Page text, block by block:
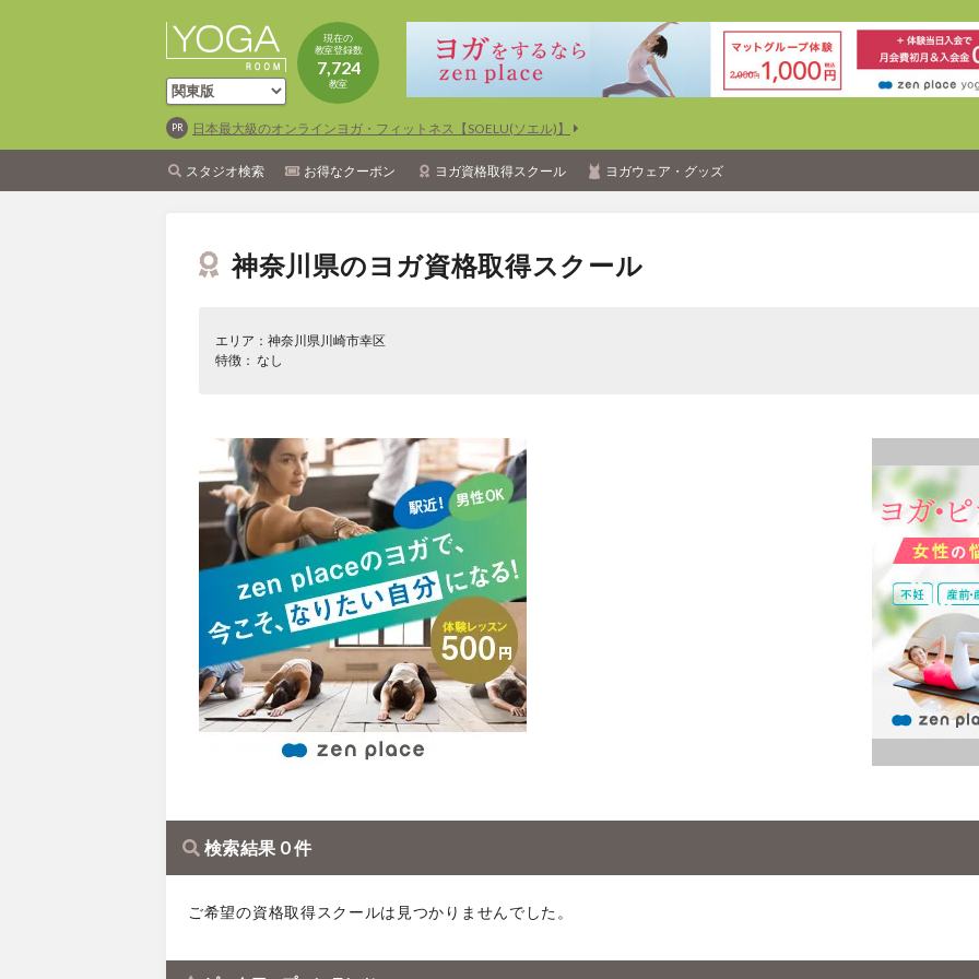
現在の
教室登録数
7,724
教室
日本最大級のオンラインヨガ・フィットネス【SOELU(ソエル)】
スタジオ検索 お得なクーポン ヨガ資格取得スクール ヨガウェア・グッズ
神奈川県のヨガ資格取得スクール
エリア：神奈川県川崎市幸区
特徴： なし
検索結果 0 件
ご希望の資格取得スクールは見つかりませんでした。